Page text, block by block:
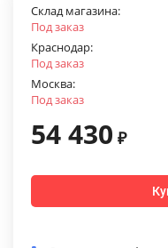
Склад магазина:
Под заказ
Краснодар:
Под заказ
Москва:
Под заказ
54 430 ₽